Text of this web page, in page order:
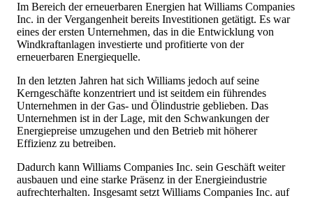
Im Bereich der erneuerbaren Energien hat Williams Companies
Inc. in der Vergangenheit bereits Investitionen getätigt. Es war
eines der ersten Unternehmen, das in die Entwicklung von
Windkraftanlagen investierte und profitierte von der
erneuerbaren Energiequelle.
In den letzten Jahren hat sich Williams jedoch auf seine
Kerngeschäfte konzentriert und ist seitdem ein führendes
Unternehmen in der Gas- und Ölindustrie geblieben. Das
Unternehmen ist in der Lage, mit den Schwankungen der
Energiepreise umzugehen und den Betrieb mit höherer
Effizienz zu betreiben.
Dadurch kann Williams Companies Inc. sein Geschäft weiter
ausbauen und eine starke Präsenz in der Energieindustrie
aufrechterhalten. Insgesamt setzt Williams Companies Inc. auf